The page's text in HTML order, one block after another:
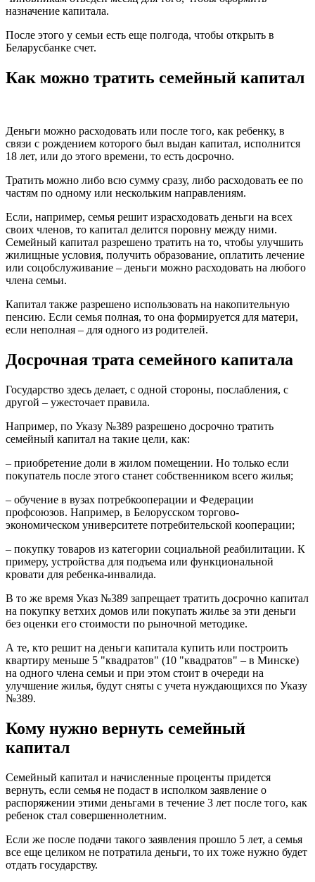
назначение капитала.
После этого у семьи есть еще полгода, чтобы открыть в
Беларусбанке счет.
Как можно тратить семейный капитал
Деньги можно расходовать или после того, как ребенку, в
связи с рождением которого был выдан капитал, исполнится
18 лет, или до этого времени, то есть досрочно.
Тратить можно либо всю сумму сразу, либо расходовать ее по
частям по одному или нескольким направлениям.
Если, например, семья решит израсходовать деньги на всех
своих членов, то капитал делится поровну между ними.
Семейный капитал разрешено тратить на то, чтобы улучшить
жилищные условия, получить образование, оплатить лечение
или соцобслуживание – деньги можно расходовать на любого
члена семьи.
Капитал также разрешено использовать на накопительную
пенсию. Если семья полная, то она формируется для матери,
если неполная – для одного из родителей.
Досрочная трата семейного капитала
Государство здесь делает, с одной стороны, послабления, с
другой – ужесточает правила.
Например, по Указу №389 разрешено досрочно тратить
семейный капитал на такие цели, как:
– приобретение доли в жилом помещении. Но только если
покупатель после этого станет собственником всего жилья;
– обучение в вузах потребкооперации и Федерации
профсоюзов. Например, в Белорусском торгово-
экономическом университете потребительской кооперации;
– покупку товаров из категории социальной реабилитации. К
примеру, устройства для подъема или функциональной
кровати для ребенка-инвалида.
В то же время Указ №389 запрещает тратить досрочно капитал
на покупку ветхих домов или покупать жилье за эти деньги
без оценки его стоимости по рыночной методике.
А те, кто решит на деньги капитала купить или построить
квартиру меньше 5 "квадратов" (10 "квадратов" – в Минске)
на одного члена семьи и при этом стоит в очереди на
улучшение жилья, будут сняты с учета нуждающихся по Указу
№389.
Кому нужно вернуть семейный
капитал
Семейный капитал и начисленные проценты придется
вернуть, если семья не подаст в исполком заявление о
распоряжении этими деньгами в течение 3 лет после того, как
ребенок стал совершеннолетним.
Если же после подачи такого заявления прошло 5 лет, а семья
все еще целиком не потратила деньги, то их тоже нужно будет
отдать государству.